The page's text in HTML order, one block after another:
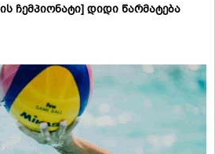
ჩემპიონატი] დიდი წარმატება